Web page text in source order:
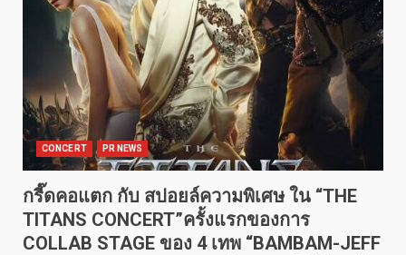
CONCERT PR NEWS
กรี๊ดคอแตก กับ สปอยล์ความพิเศษ ใน “THE
TITANS CONCERT”ครั้งแรกของการ
COLLAB STAGE ของ 4 เทพ “BAMBAM-JEFF